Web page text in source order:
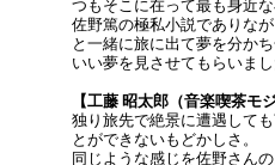
つもそこに在って最も身近な
佐野篤の極私小説でありな
と一緒に旅に出て夢を分か
いい夢を見させてもらいまし
【工藤 昭太郎（音楽喫茶モ
独り旅先で絶景に遭遇して
とができないもどかしさ。
同じような感じを佐野さん